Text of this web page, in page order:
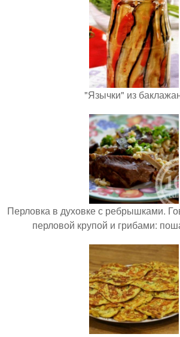
"Язычки" из
Перловка в духовке с ребрышками.
перловой крупой и грибами: